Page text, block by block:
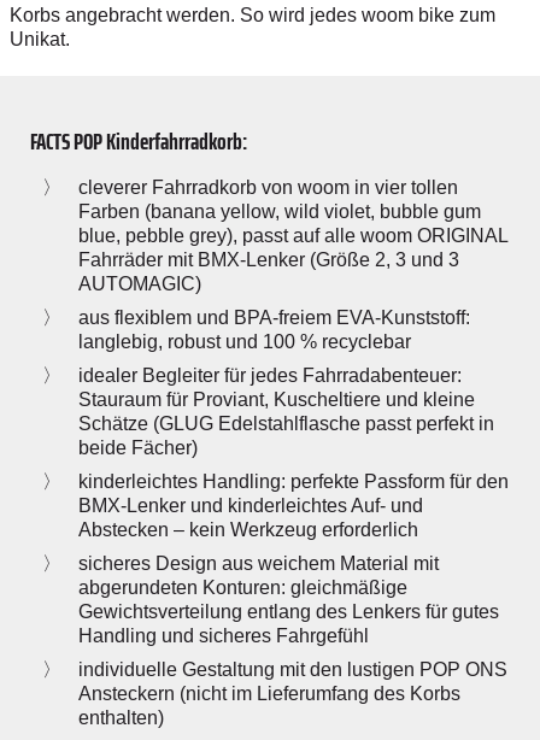
Korbs angebracht werden. So wird jedes woom bike zum
Unikat.
FACTS POP Kinderfahrradkorb:
cleverer Fahrradkorb von woom in vier tollen
Farben (banana yellow, wild violet, bubble gum
blue, pebble grey), passt auf alle woom ORIGINAL
Fahrräder mit BMX-Lenker (Größe 2, 3 und 3
AUTOMAGIC)
aus flexiblem und BPA-freiem EVA-Kunststoff:
langlebig, robust und 100 % recyclebar
idealer Begleiter für jedes Fahrradabenteuer:
Stauraum für Proviant, Kuscheltiere und kleine
Schätze (GLUG Edelstahlflasche passt perfekt in
beide Fächer)
kinderleichtes Handling: perfekte Passform für den
BMX-Lenker und kinderleichtes Auf- und
Abstecken – kein Werkzeug erforderlich
sicheres Design aus weichem Material mit
abgerundeten Konturen: gleichmäßige
Gewichtsverteilung entlang des Lenkers für gutes
Handling und sicheres Fahrgefühl
individuelle Gestaltung mit den lustigen POP ONS
Ansteckern (nicht im Lieferumfang des Korbs
enthalten)